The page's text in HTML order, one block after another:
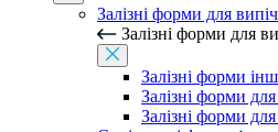
Залізні форми для
Залізні форми для
Залізні форми
Залізні форми
Залізні форми